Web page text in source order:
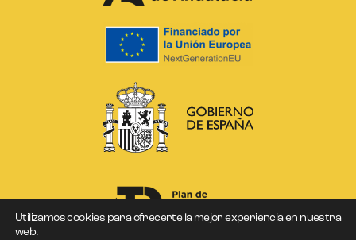
Utilizamos cookies para ofrecerte la mejor experiencia en nuestra
web.